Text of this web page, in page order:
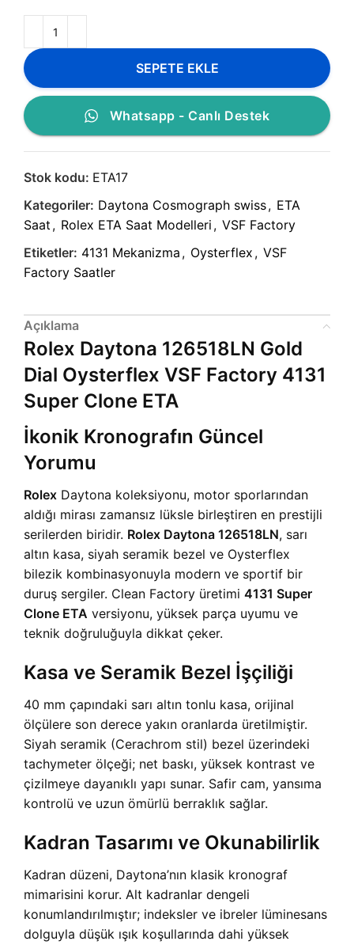
SEPETE EKLE
Whatsapp - Canlı Destek
Stok kodu: ETA17
Kategoriler: Daytona Cosmograph swiss, ETA
Saat , Rolex ETA Saat Modelleri , VSF Factory
Etiketler: 4131 Mekanizma , Oysterflex , VSF
Factory Saatler
Açıklama
Rolex Daytona 126518LN Gold
Dial Oysterflex VSF Factory 4131
Super Clone ETA
İkonik Kronografın Güncel
Yorumu
Rolex Daytona koleksiyonu, motor sporlarından
aldığı mirası zamansız lüksle birleştiren en prestijli
serilerden biridir. Rolex Daytona 126518LN, sarı
altın kasa, siyah seramik bezel ve Oysterflex
bilezik kombinasyonuyla modern ve sportif bir
duruş sergiler. Clean Factory üretimi 4131 Super
Clone ETA versiyonu, yüksek parça uyumu ve
teknik doğruluğuyla dikkat çeker.
Kasa ve Seramik Bezel İşçiliği
40 mm çapındaki sarı altın tonlu kasa, orijinal
ölçülere son derece yakın oranlarda üretilmiştir.
Siyah seramik (Cerachrom stil) bezel üzerindeki
tachymeter ölçeği; net baskı, yüksek kontrast ve
çizilmeye dayanıklı yapı sunar. Safir cam, yansıma
kontrolü ve uzun ömürlü berraklık sağlar.
Kadran Tasarımı ve Okunabilirlik
Kadran düzeni, Daytona’nın klasik kronograf
mimarisini korur. Alt kadranlar dengeli
konumlandırılmıştır; indeksler ve ibreler lüminesans
dolguyla düşük ışık koşullarında dahi yüksek